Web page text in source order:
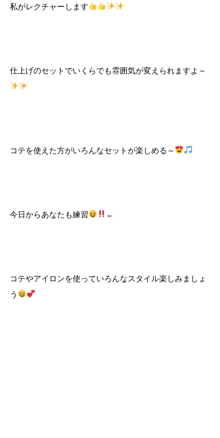
私がレクチャーします
仕上げのセットでいくらでも雰囲気が変えられますよ～
コテを使えた方がいろんなセットが楽しめる～
今日からあなたも練習 ←
コテやアイロンを使っていろんなスタイル楽しみましょ
う